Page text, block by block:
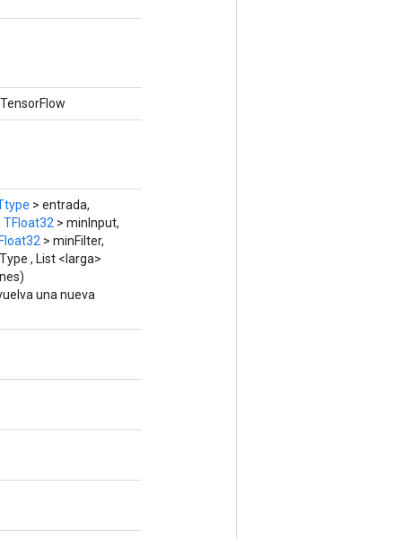
> entrada,
TFloat32 > minInput,
> minFilter,
, List <larga>
una nueva